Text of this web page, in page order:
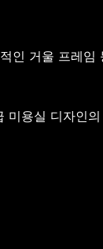
인 거울 프레임
용실 디자인